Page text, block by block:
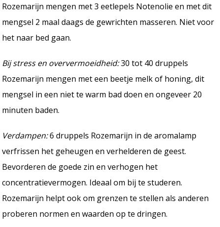
Rozemarijn mengen met 3 eetlepels Notenolie en met dit
mengsel 2 maal daags de gewrichten masseren. Niet voor
het naar bed gaan.
Bij stress en oververmoeidheid:30 tot 40 druppels
Rozemarijn mengen met een beetje melk of honing, dit
mengsel in een niet te warm bad doen en ongeveer 20
minuten baden.
Verdampen:6 druppels Rozemarijn in de aromalamp
verfrissen het geheugen en verhelderen de geest.
Bevorderen de goede zin en verhogen het
concentratievermogen. Ideaal om bij te studeren.
Rozemarijn helpt ook om grenzen te stellen als anderen
proberen normen en waarden op te dringen.